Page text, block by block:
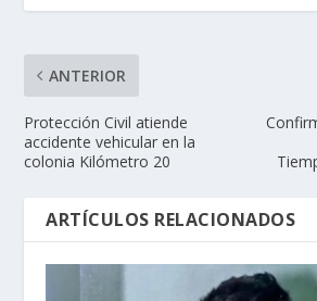
ANTERIOR
Protección Civil atiende
accidente vehicular en la
colonia Kilómetro 20
ARTÍCULOS RELACIONADOS